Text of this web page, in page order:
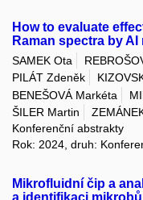
How to evaluate
Raman spectra by
SAMEK Ota
PILÁT Zdeněk
BENEŠOVÁ Markéta
ŠILER Martin
Konferenční abstrakty
Rok: 2024, druh:
Mikrofluidní čip a
a identifikaci